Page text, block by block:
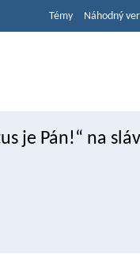
Témy Náhodný
je Pán!“ na